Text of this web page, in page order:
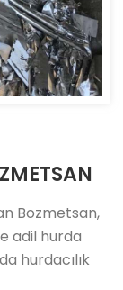
Bozmetsan,
adil hurda
hurdacılık